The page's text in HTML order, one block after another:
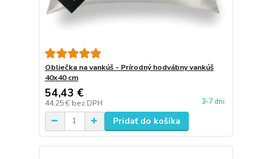
Obliečka na vankúš - Prírodný hodvábny vankúš
40x40 cm
54,43 €
44,25 € bez DPH 3-7 dni
Pridať do košíka